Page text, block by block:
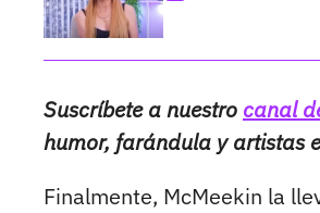
Suscríbete a nuestro canal
humor, farándula y artistas
Finalmente, McMeekin la